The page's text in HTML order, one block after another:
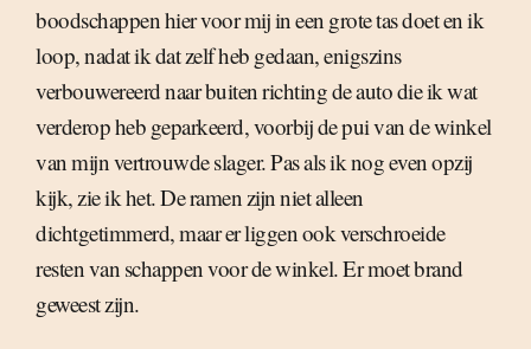
boodschappen hier voor mij in een grote tas doet en ik
loop, nadat ik dat zelf heb gedaan, enigszins
verbouwereerd naar buiten richting de auto die ik wat
verderop heb geparkeerd, voorbij de pui van de winkel
van mijn vertrouwde slager. Pas als ik nog even opzij
kijk, zie ik het. De ramen zijn niet alleen
dichtgetimmerd, maar er liggen ook verschroeide
resten van schappen voor de winkel. Er moet brand
geweest zijn.